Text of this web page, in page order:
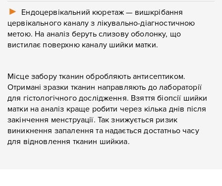
► Ендоцервікальний кюретаж — вишкрібання
цервікального каналу з лікувально-діагностичною
метою. На аналіз беруть слизову оболонку, що
вистилає поверхню каналу шийки матки.
Місце забору тканин обробляють антисептиком.
Отримані зразки тканин направляють до лабораторії
для гістологічного дослідження. Взяття біопсії шийки
матки на аналіз краще робити через кілька днів після
закінчення менструації. Так знижується ризик
виникнення запалення та надається достатньо часу
для відновлення тканин шийкиа.
Надіслати
Надіслати